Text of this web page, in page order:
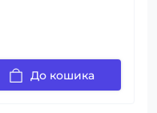
До кошика